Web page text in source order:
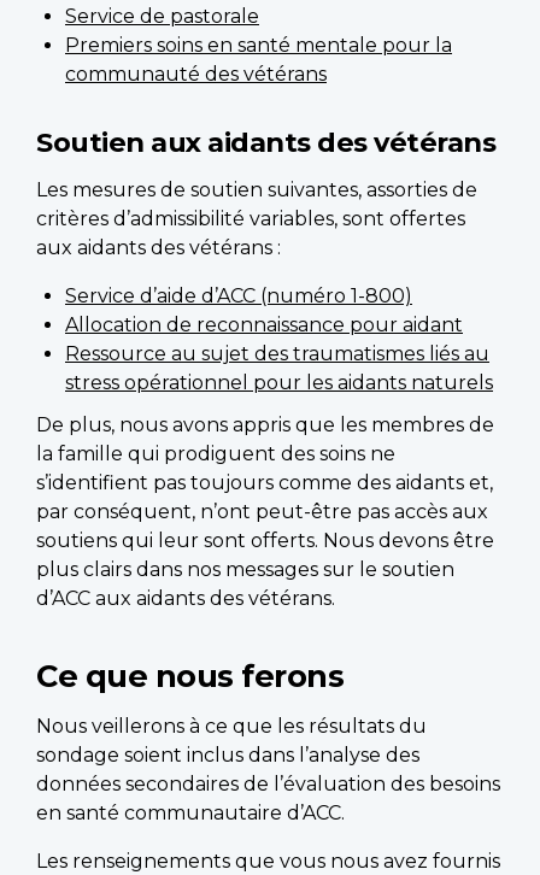
Service de pastorale
Premiers soins en santé mentale pour la
communauté des vétérans
Soutien aux aidants des vétérans
Les mesures de soutien suivantes, assorties de
critères d’admissibilité variables, sont offertes
aux aidants des vétérans :
Service d’aide d’ACC (numéro 1-800)
Allocation de reconnaissance pour aidant
Ressource au sujet des traumatismes liés au
stress opérationnel pour les aidants naturels
De plus, nous avons appris que les membres de
la famille qui prodiguent des soins ne
s’identifient pas toujours comme des aidants et,
par conséquent, n’ont peut-être pas accès aux
soutiens qui leur sont offerts. Nous devons être
plus clairs dans nos messages sur le soutien
d’ACC aux aidants des vétérans.
Ce que nous ferons
Nous veillerons à ce que les résultats du
sondage soient inclus dans l’analyse des
données secondaires de l’évaluation des besoins
en santé communautaire d’ACC.
Les renseignements que vous nous avez fournis